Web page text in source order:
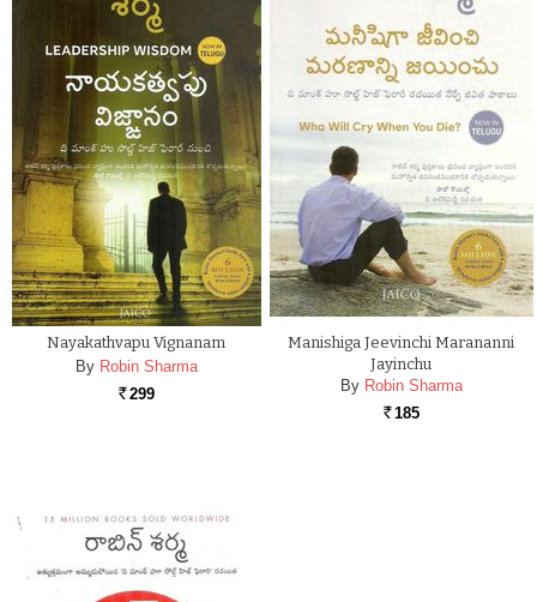
Nayakathvapu Vignanam
By Robin Sharma
Rs. 299
Manishiga Jeevinchi Marananni
Jayinchu
By Robin Sharma
Rs. 185